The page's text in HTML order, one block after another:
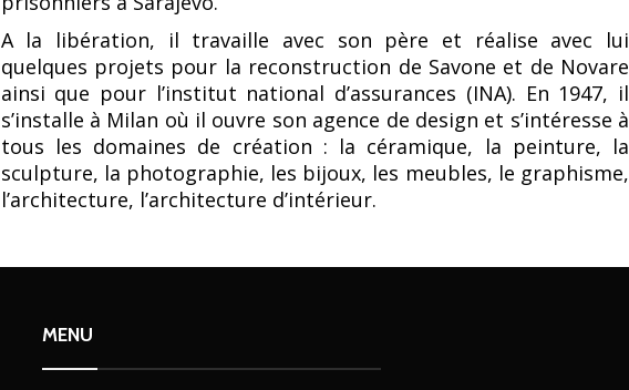
A la libération, il travaille avec son père et réalise avec lui
quelques projets pour la reconstruction de Savone et de Novare
ainsi que pour l’institut national d’assurances (INA). En 1947, il
s’installe à Milan où il ouvre son agence de design et s’intéresse à
tous les domaines de création : la céramique, la peinture, la
sculpture, la photographie, les bijoux, les meubles, le graphisme,
l’architecture, l’architecture d’intérieur.
MENU